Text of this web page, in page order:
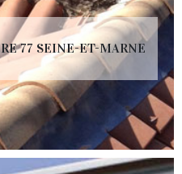
77 SEINE-ET-MARNE